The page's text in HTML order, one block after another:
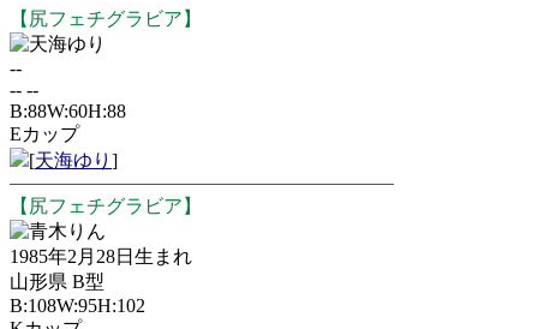
【尻フェチグラビア】
天海ゆり
--
-- --
B:88W:60H:88
Eカップ
[天海ゆり ]
【尻フェチグラビア】
青木りん
1985年2月28日生まれ
山形県 B型
B:108W:95H:102